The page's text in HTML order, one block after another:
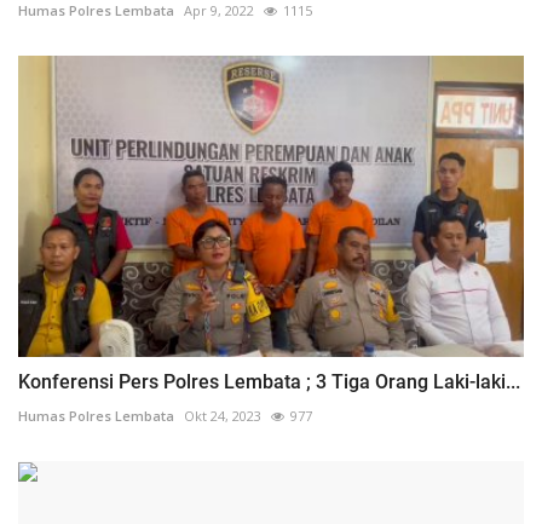
Humas Polres Lembata Apr 9, 2022 1115
Konferensi Pers Polres Lembata ; 3 Tiga Orang Laki-laki...
Humas Polres Lembata Okt 24, 2023 977